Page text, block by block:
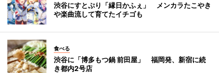
渋谷にすとぷり「縁日かふぇ」 メンカラたこやき
や楽曲流して育てたイチゴも
食べる
渋谷に「博多もつ鍋 前田屋」 福岡発、新宿に続
き都内2号店